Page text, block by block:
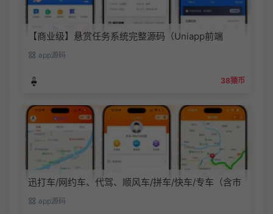
【商业级】悬赏任务系统完整源码（Uniapp前端
+PHP后端）| 三级分销+联盟收益+会员体系
app源码
38猿币
迅打车/网约车、代驾、顺风车/拼车/快车/专车（含市
内和城际）、货运(小程序、APP（安卓/苹果）、公众
app源码